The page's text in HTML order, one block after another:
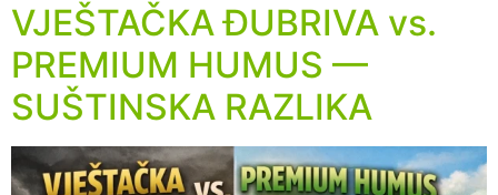
VJEŠTAČKA ĐUBRIVA vs.
PREMIUM HUMUS —
SUŠTINSKA RAZLIKA